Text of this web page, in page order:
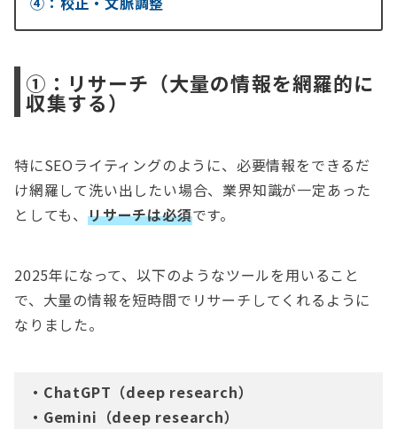
①：リサーチ（大量の情報を網羅的に
収集する）
特にSEOライティングのように、必要情報をできるだ
け網羅して洗い出したい場合、業界知識が一定あった
としても、 リサーチは必須です。
2025年になって、以下のようなツールを用いること
で、大量の情報を短時間でリサーチしてくれるように
なりました。
・ChatGPT（deep research）
・Gemini（deep research）